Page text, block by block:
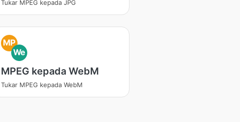
Tukar MPEG kepada JPG
MP
We
MPEG kepada WebM
Tukar MPEG kepada WebM